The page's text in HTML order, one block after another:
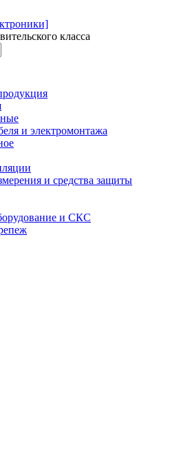
класса
и электромонтажа
и средства защиты
и СКС